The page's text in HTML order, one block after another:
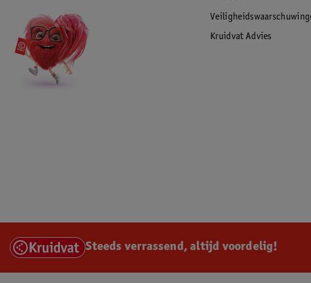
Kruidvat Advies
Steeds verrassend, altijd voordelig!